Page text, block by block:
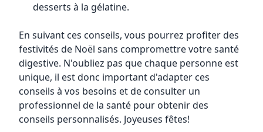
desserts à la gélatine.
En suivant ces conseils, vous pourrez profiter des
festivités de Noël sans compromettre votre santé
digestive. N'oubliez pas que chaque personne est
unique, il est donc important d'adapter ces
conseils à vos besoins et de consulter un
professionnel de la santé pour obtenir des
conseils personnalisés. Joyeuses fêtes!